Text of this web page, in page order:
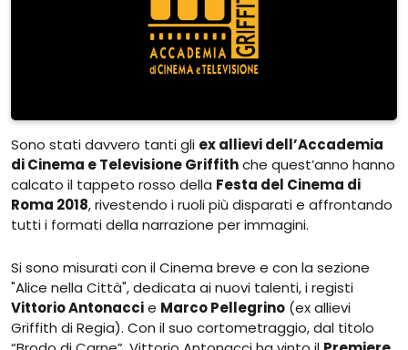
Sono stati davvero tanti gli ex allievi dell’Accademia
di Cinema e Televisione Griffithche quest’anno hanno
calcato il tappeto rosso della Festa del Cinema di
Roma 2018, rivestendo i ruoli più disparati e affrontando
tutti i formati della narrazione per immagini.
Si sono misurati con il Cinema breve e con la sezione
"Alice nella Città", dedicata ai nuovi talenti, i registi
Vittorio Antonaccie Marco Pellegrino (ex allievi
Griffith di Regia). Con il suo cortometraggio, dal titolo